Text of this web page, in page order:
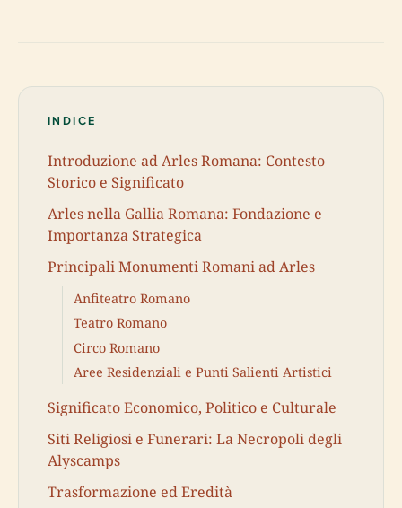
INDICE
Introduzione ad Arles Romana: Contesto
Storico e Significato
Arles nella Gallia Romana: Fondazione e
Importanza Strategica
Principali Monumenti Romani ad Arles
Anfiteatro Romano
Teatro Romano
Circo Romano
Aree Residenziali e Punti Salienti Artistici
Significato Economico, Politico e Culturale
Siti Religiosi e Funerari: La Necropoli degli
Alyscamps
Trasformazione ed Eredità